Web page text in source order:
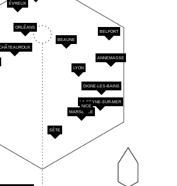
ANNEMASSE
BEAUNE
BELFORT
DIGNE-LES-BAINS
ÉVREUX
LA SEYNE-SUR-MER
LYON
MARSEILLE
NICE
ORLÉANS
SÈTE